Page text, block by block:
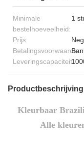
Minimale
bestelhoeveelheid:
1
Prijs:
Betalingsvoorwaarden:
Leveringscapaciteit:
Productbeschrijving
Kleurbaar
Alle